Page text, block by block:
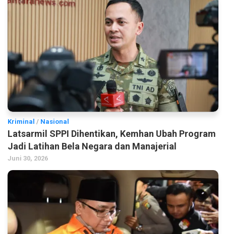
Kriminal / Nasional
Latsarmil SPPI Dihentikan, Kemhan Ubah Program
Jadi Latihan Bela Negara dan Manajerial
Juni 30, 2026